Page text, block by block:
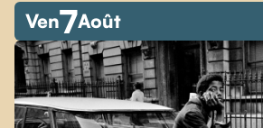
Ven7Août